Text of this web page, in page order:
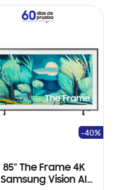
85" The Frame 4K
Samsung Vision AI
-40%